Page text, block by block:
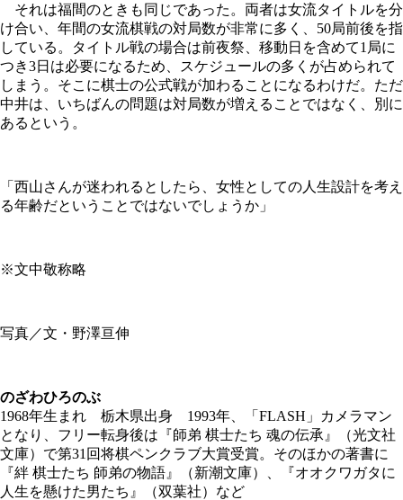
それは福間のときも同じであった。両者は女流タイトルを分
け合い、年間の女流棋戦の対局数が非常に多く、50局前後を指
している。タイトル戦の場合は前夜祭、移動日を含めて1局に
つき3日は必要になるため、スケジュールの多くが占められて
しまう。そこに棋士の公式戦が加わることになるわけだ。ただ
中井は、いちばんの問題は対局数が増えることではなく、別に
あるという。
「西山さんが迷われるとしたら、女性としての人生設計を考え
る年齢だということではないでしょうか」
※文中敬称略
写真／文・野澤亘伸
のざわひろのぶ
1968年生まれ 栃木県出身 1993年、「FLASH」カメラマン
となり、フリー転身後は『師弟 棋士たち 魂の伝承』（光文社
文庫）で第31回将棋ペンクラブ大賞受賞。そのほかの著書に
『絆 棋士たち 師弟の物語』（新潮文庫）、『オオクワガタに
人生を懸けた男たち』（双葉社）など